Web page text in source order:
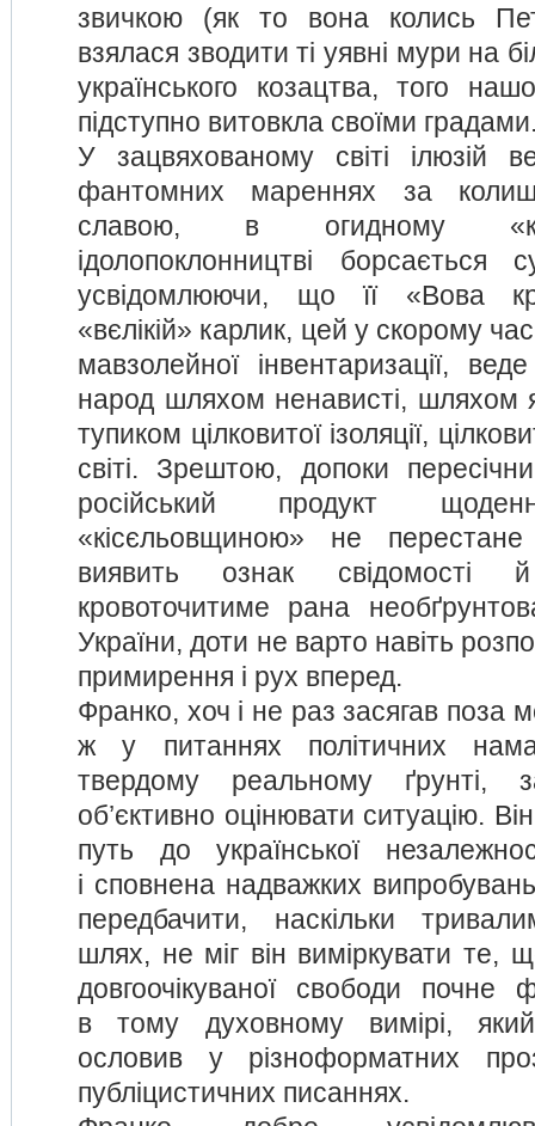
звичкою (як то вона колись
взялася зводити ті уявні мури на
українського козацтва, того
підступно витовкла своїми
У зацвяхованому світі ілюзій
фантомних мареннях за
славою, в огидному
ідолопоклонництві борсається
усвідомлюючи, що її «Вова
«вєлікій» карлик, цей у скорому
мавзолейної інвентаризації,
народ шляхом ненависті, шляхом
тупиком цілковитої ізоляції,
світі. Зрештою, допоки
російський продукт
«кісєльовщиною» не
виявить ознак свідомості
кровоточитиме рана
України, доти не варто навіть
примирення і рух вперед.
Франко, хоч і не раз засягав поза
ж у питаннях політичних
твердому реальному ґрунті,
об’єктивно оцінювати ситуацію.
путь до української
і сповнена надважких
передбачити, наскільки
шлях, не міг він виміркувати те,
довгоочікуваної свободи почне
в тому духовному вимірі,
ословив у різноформатних
публіцистичних писаннях.